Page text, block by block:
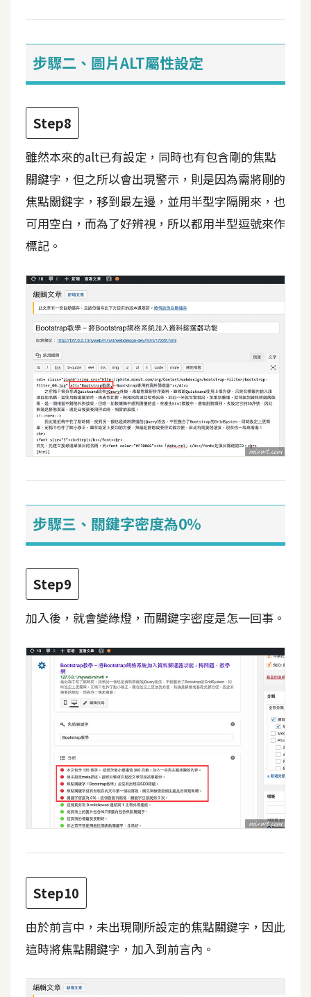
D
o
k
e
r
伺
服
器
設
定
資
源
免
費
圖
示
免
費
型
M
C
開
章
全
站
導
覽
合
步驟二、圖片ALT屬性設定
Step8
雖然本來的alt已有設定，同時也有包含剛的焦點
關鍵字，但之所以會出現警示，則是因為需將剛的
焦點關鍵字，移到最左邊，並用半型字隔開來，也
可用空白，而為了好辨視，所以都用半型逗號來作
標記。
步驟三、關鍵字密度為0%
Step9
加入後，就會變綠燈，而關鍵字密度是怎一回事。
Step10
由於前言中，未出現剛所設定的焦點關鍵字，因此
這時將焦點關鍵字，加入到前言內。